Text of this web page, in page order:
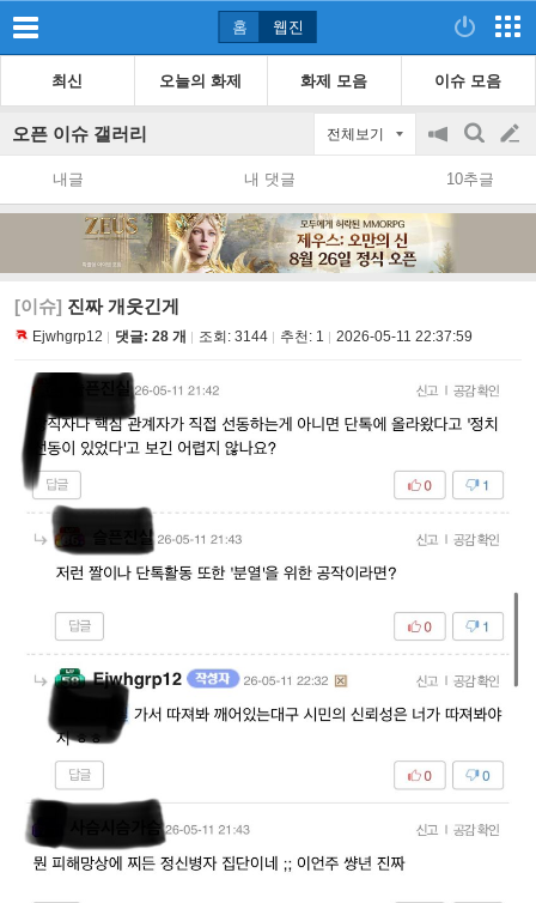
홈 웹진
최신 오늘의 화제 화제 모음 이슈 모음
오픈 이슈 갤러리 전체보기
공
지
on/off
검
색
글
쓰
내글 내 댓글 10추글
[이슈] 진짜 개웃긴게
Ejwhgrp12 댓글: 28 개 조회: 3144 추천: 1 2026-05-11 22:37:59